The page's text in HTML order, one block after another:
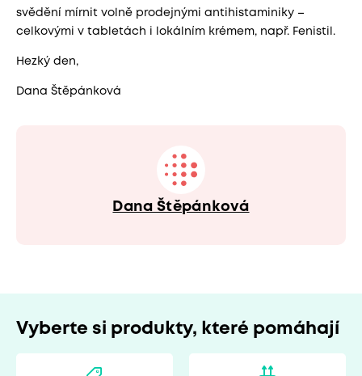
svědění mírnit volně prodejnými antihistaminiky –
celkovými v tabletách i lokálním krémem, např. Fenistil.
Hezký den,
Dana Štěpánková
Dana Štěpánková
Vyberte si produkty, které pomáhají